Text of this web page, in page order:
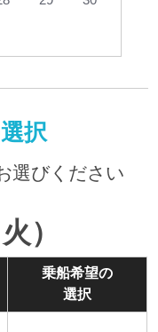
択
選びください
）
乗船希望の
選択